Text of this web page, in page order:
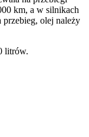
km, a w silnikach
olej należy
litrów.